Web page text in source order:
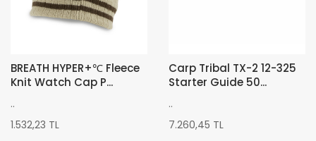
BREATH HYPER+℃ Fleece
Knit Watch Cap P...
..
1.532,23 TL
Carp Tribal TX-2 12-325
Starter Guide 50...
..
7.260,45 TL